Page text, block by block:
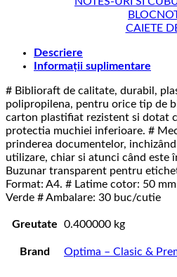
CAIETE
Descriere
Informații suplimentare
# Biblioraft de calitate, durabil,
polipropilena, pentru orice tip de
carton plastifiat rezistent si dotat
protectia muchiei inferioare. #
prinderea documentelor,
utilizare, chiar si atunci când este
Buzunar transparent pentru
Format: A4. # Latime cotor: 50
Verde # Ambalare: 30 buc/cutie
Greutate 0.400000 kg
Brand Optima – Clasic &